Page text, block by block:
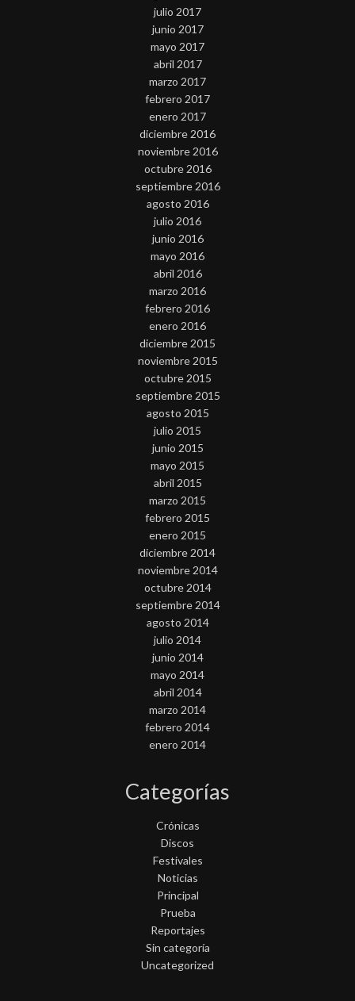
julio 2017
junio 2017
mayo 2017
abril 2017
marzo 2017
febrero 2017
enero 2017
diciembre 2016
noviembre 2016
octubre 2016
septiembre 2016
agosto 2016
julio 2016
junio 2016
mayo 2016
abril 2016
marzo 2016
febrero 2016
enero 2016
diciembre 2015
noviembre 2015
octubre 2015
septiembre 2015
agosto 2015
julio 2015
junio 2015
mayo 2015
abril 2015
marzo 2015
febrero 2015
enero 2015
diciembre 2014
noviembre 2014
octubre 2014
septiembre 2014
agosto 2014
julio 2014
junio 2014
mayo 2014
abril 2014
marzo 2014
febrero 2014
enero 2014
Categorías
Crónicas
Discos
Festivales
Noticias
Principal
Prueba
Reportajes
Sin categoría
Uncategorized